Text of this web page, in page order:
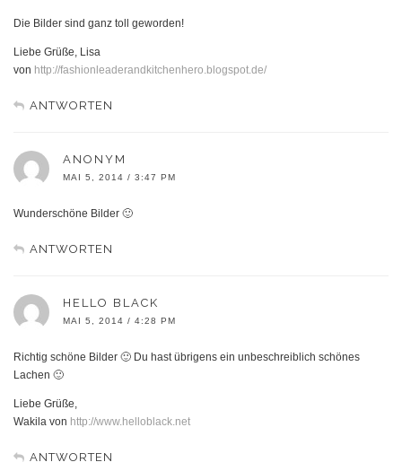
Die Bilder sind ganz toll geworden!
Liebe Grüße, Lisa
von http://fashionleaderandkitchenhero.blogspot.de/
ANTWORTEN
ANONYM
MAI 5, 2014 / 3:47 PM
Wunderschöne Bilder 🙂
ANTWORTEN
HELLO BLACK
MAI 5, 2014 / 4:28 PM
Richtig schöne Bilder 🙂 Du hast übrigens ein unbeschreiblich schönes
Lachen 🙂
Liebe Grüße,
Wakila von http://www.helloblack.net
ANTWORTEN